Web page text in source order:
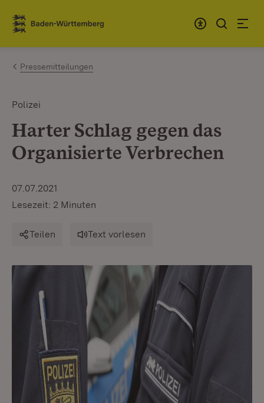
Zum Inhalt springen
Link zur Startseite
Pressemitteilungen
Polizei
Harter Schlag gegen das
Organisierte Verbrechen
07.07.2021
Lesezeit: 2 Minuten
Teilen Text vorlesen